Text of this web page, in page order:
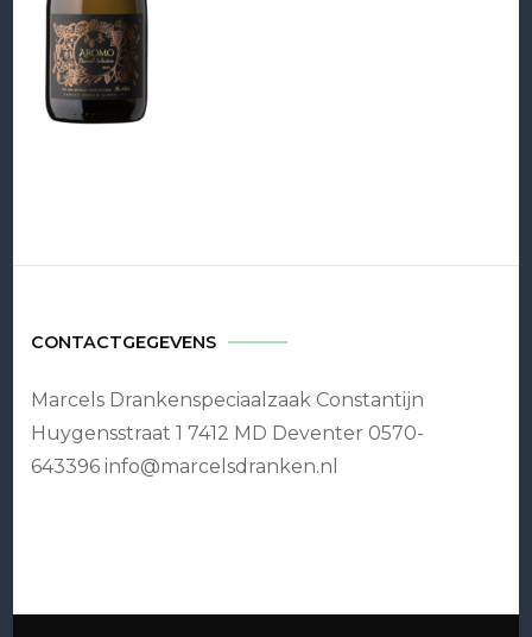
CONTACTGEGEVENS
Marcels Drankenspeciaalzaak Constantijn
Huygensstraat 1 7412 MD Deventer 0570-
643396 info@marcelsdranken.nl